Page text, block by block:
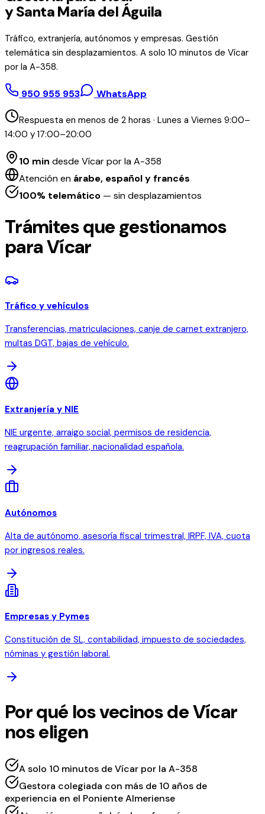
y Santa María del Águila
Tráfico, extranjería, autónomos y empresas. Gestión
telemática sin desplazamientos. A solo 10 minutos de Vícar
por la A-358.
950 955 953 WhatsApp
Respuesta en menos de 2 horas · Lunes a Viernes 9:00–
14:00 y 17:00–20:00
10 min desde Vícar por la A-358
Atención en árabe, español y francés
100% telemático — sin desplazamientos
Trámites que gestionamos
para Vícar
Tráfico y vehículos
Transferencias, matriculaciones, canje de carnet extranjero,
multas DGT, bajas de vehículo.
Extranjería y NIE
NIE urgente, arraigo social, permisos de residencia,
reagrupación familiar, nacionalidad española.
Autónomos
Alta de autónomo, asesoría fiscal trimestral, IRPF, IVA, cuota
por ingresos reales.
Empresas y Pymes
Constitución de SL, contabilidad, impuesto de sociedades,
nóminas y gestión laboral.
Por qué los vecinos de Vícar
nos eligen
A solo 10 minutos de Vícar por la A-358
Gestora colegiada con más de 10 años de
experiencia en el Poniente Almeriense